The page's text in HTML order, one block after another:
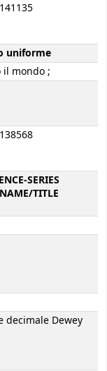
uniforme
mondo ;
SERIES
TITLE
decimale Dewey